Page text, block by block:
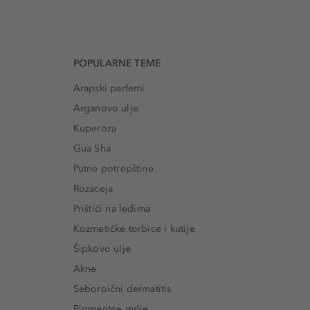
POPULARNE TEME
Arapski parfemi
Arganovo ulje
Kuperoza
Gua Sha
Putne potrepštine
Rozaceja
Prištići na leđima
Kozmetičke torbice i kutije
Šipkovo ulje
Akne
Seboroični dermatitis